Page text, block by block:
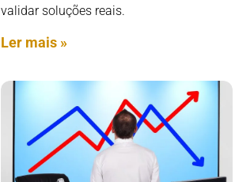
validar soluções reais.
Ler mais »